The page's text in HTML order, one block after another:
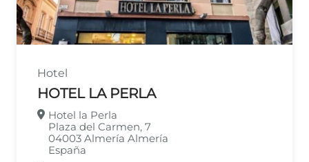
Hotel
HOTEL LA PERLA
Hotel la Perla
Plaza del Carmen, 7
04003 Almería Almería
España